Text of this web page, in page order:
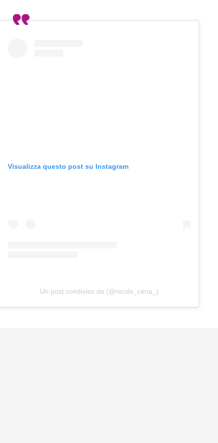
Visualizza questo post su Instagram
Un post condiviso da (@nicole_cena_)